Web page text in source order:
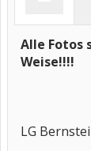
Alle Fotos
Weise!!!!
LG